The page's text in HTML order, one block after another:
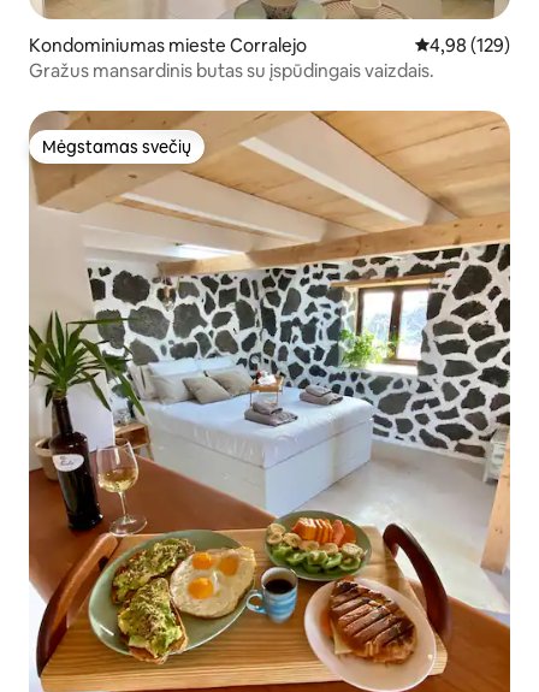
Kondominiumas mieste Corralejo Vidutinis
4,98 (129)
Gražus mansardinis butas su įspūdingais vaizdais.
Mėgstamas svečių
Mėgstamas svečių